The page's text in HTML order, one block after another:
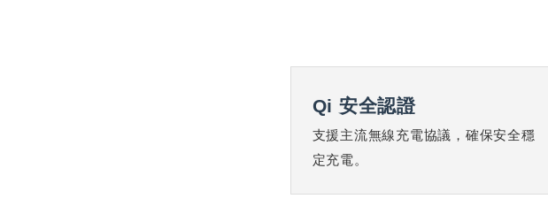
Qi 安全認證
支援主流無線充電協議，確保安全穩
定充電。